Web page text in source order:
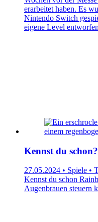
erarbeitet haben. Es
Nintendo Switch
eigene Level
Kennst du
27.05.2024 • Spiele •
Kennst du schon
Augenbrauen steuern